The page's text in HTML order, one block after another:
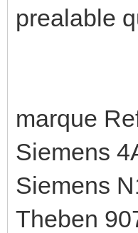
prealable
marque
Siemens
Siemens
Theben